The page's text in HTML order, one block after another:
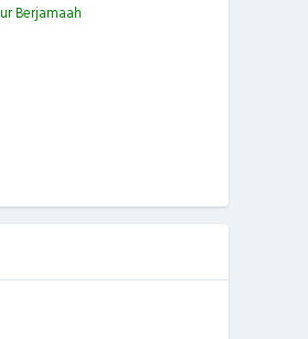
Berjamaah